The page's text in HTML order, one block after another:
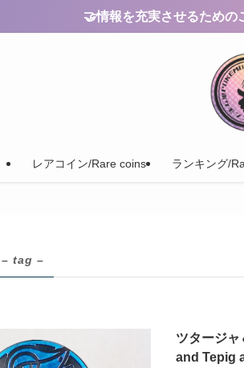
🤝情報を充実させるため
レアコイン/Rare coins ランキング/
– tag –
ツタージ
and Tepig